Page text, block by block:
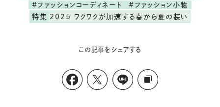
#ファッションコーディネート
#ファッション小物
特集 2025 ワクワクが加速する春から夏の装い
この記事をシェアする